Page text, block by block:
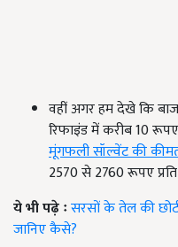
वहीं अगर हम देखे कि
रिफाइंड में करीब 10
मूंगफली सॉल्वेंट की
2570 से 2760 रूपए
ये भी पढ़े ःसरसों के तेल की
जानिए कैसे?